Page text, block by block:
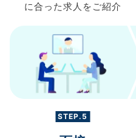
に合った求人を ご紹介
STEP.5